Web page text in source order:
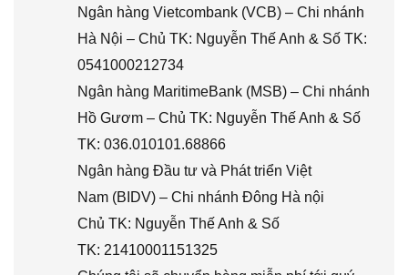
Ngân hàng Vietcombank (VCB) – Chi nhánh
Hà Nội – Chủ TK: Nguyễn Thế Anh & Số TK:
0541000212734
Ngân hàng MaritimeBank (MSB) – Chi nhánh
Hồ Gươm – Chủ TK: Nguyễn Thế Anh & Số
TK: 036.010101.68866
Ngân hàng Đầu tư và Phát triển Việt
Nam (BIDV) – Chi nhánh Đông Hà nội
Chủ TK: Nguyễn Thế Anh & Số
TK: 21410001151325